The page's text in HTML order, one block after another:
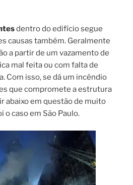
dentro do edifício segue
causas também. Geralmente
a partir de um vazamento de
mal feita ou com falta de
Com isso, se dá um incêndio
que compromete a estrutura
abaixo em questão de muito
o caso em São Paulo.